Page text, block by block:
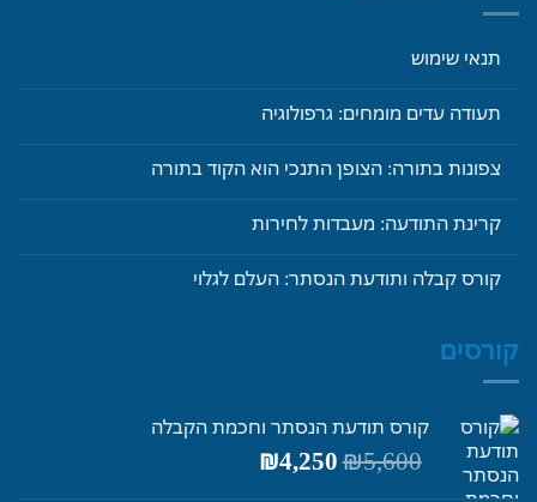
תנאי שימוש
תעודה עדים מומחים: גרפולוגיה
צפונות בתורה: הצופן התנכי הוא הקוד בתורה
קרינת התודעה: מעבדות לחירות
קורס קבלה ותודעת הנסתר: העלם לגלוי
קורסים
קורס תודעת הנסתר וחכמת הקבלה
₪5,600
המחיר
המקורי
₪4,250